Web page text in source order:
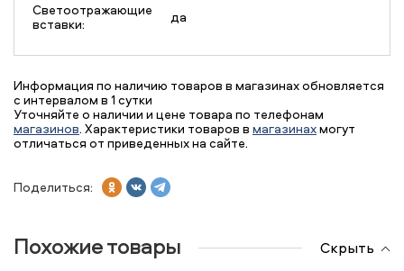
Светоотражающие
вставки:
да
Информация по наличию товаров в магазинах обновляется
с интервалом в 1 сутки
Уточняйте о наличии и цене товара по телефонам
магазинов. Характеристики товаров в магазинахмогут
отличаться от приведенных на сайте.
Поделиться:
Похожие товары Скрыть